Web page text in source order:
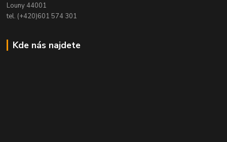
Louny 44001
tel. (+420)601 574 301
Kde nás najdete